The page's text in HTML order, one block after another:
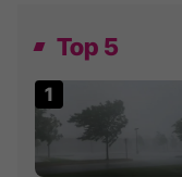
Top 5